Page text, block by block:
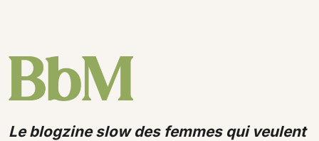
Le blogzine slow des femmes qui veulent